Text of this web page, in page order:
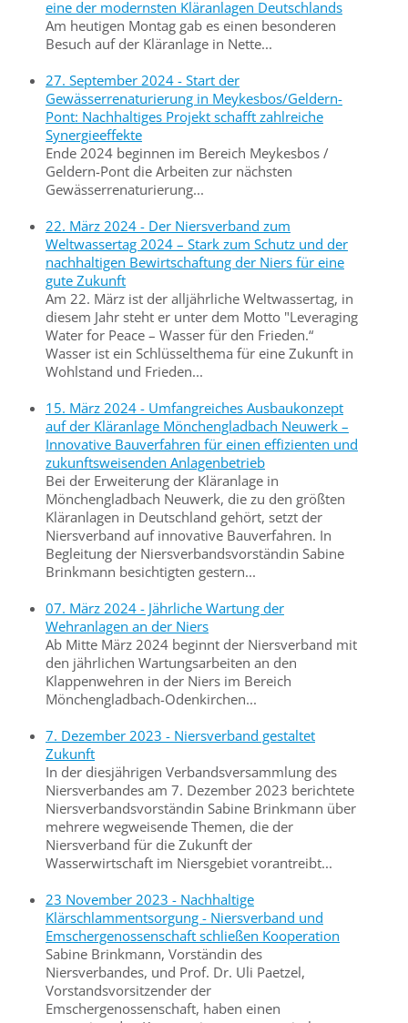
eine der modernsten Kläranlagen Deutschlands
Am heutigen Montag gab es einen besonderen
Besuch auf der Kläranlage in Nette...
27. September 2024 - Start der
Gewässerrenaturierung in Meykesbos/Geldern-
Pont: Nachhaltiges Projekt schafft zahlreiche
Synergieeffekte
Ende 2024 beginnen im Bereich Meykesbos /
Geldern-Pont die Arbeiten zur nächsten
Gewässerrenaturierung...
22. März 2024 - Der Niersverband zum
Weltwassertag 2024 – Stark zum Schutz und der
nachhaltigen Bewirtschaftung der Niers für eine
gute Zukunft
Am 22. März ist der alljährliche Weltwassertag, in
diesem Jahr steht er unter dem Motto "Leveraging
Water for Peace – Wasser für den Frieden.“
Wasser ist ein Schlüsselthema für eine Zukunft in
Wohlstand und Frieden...
15. März 2024 - Umfangreiches Ausbaukonzept
auf der Kläranlage Mönchengladbach Neuwerk –
Innovative Bauverfahren für einen effizienten und
zukunftsweisenden Anlagenbetrieb
Bei der Erweiterung der Kläranlage in
Mönchengladbach Neuwerk, die zu den größten
Kläranlagen in Deutschland gehört, setzt der
Niersverband auf innovative Bauverfahren. In
Begleitung der Niersverbandsvorständin Sabine
Brinkmann besichtigten gestern...
07. März 2024 - Jährliche Wartung der
Wehranlagen an der Niers
Ab Mitte März 2024 beginnt der Niersverband mit
den jährlichen Wartungsarbeiten an den
Klappenwehren in der Niers im Bereich
Mönchengladbach-Odenkirchen...
7. Dezember 2023 - Niersverband gestaltet
Zukunft
In der diesjährigen Verbandsversammlung des
Niersverbandes am 7. Dezember 2023 berichtete
Niersverbandsvorständin Sabine Brinkmann über
mehrere wegweisende Themen, die der
Niersverband für die Zukunft der
Wasserwirtschaft im Niersgebiet vorantreibt...
23 November 2023 - Nachhaltige
Klärschlammentsorgung - Niersverband und
Emschergenossenschaft schließen Kooperation
Sabine Brinkmann, Vorständin des
Niersverbandes, und Prof. Dr. Uli Paetzel,
Vorstandsvorsitzender der
Emschergenossenschaft, haben einen